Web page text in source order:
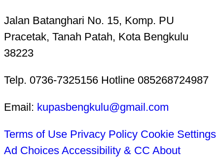
Jalan Batanghari No. 15, Komp. PU
Pracetak, Tanah Patah, Kota Bengkulu
38223
Telp. 0736-7325156 Hotline 085268724987
Email: kupasbengkulu@gmail.com
Terms of Use Privacy Policy Cookie Settings
Ad Choices Accessibility & CC About